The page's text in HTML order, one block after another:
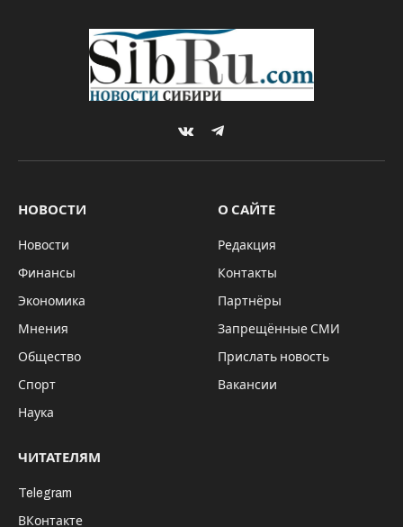
VKontakteTelegram
НОВОСТИ
Новости
Финансы
Экономика
Мнения
Общество
Спорт
Наука
О САЙТЕ
Редакция
Контакты
Партнёры
Запрещённые СМИ
Прислать новость
Вакансии
ЧИТАТЕЛЯМ
Telegram
ВКонтакте